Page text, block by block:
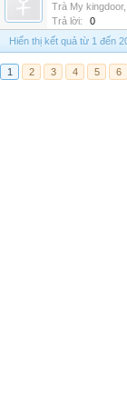
Trà My kingdoor,
Trả lời:
0
Hiển thị kết quả từ 1 đến
1 2 3 4 5 6